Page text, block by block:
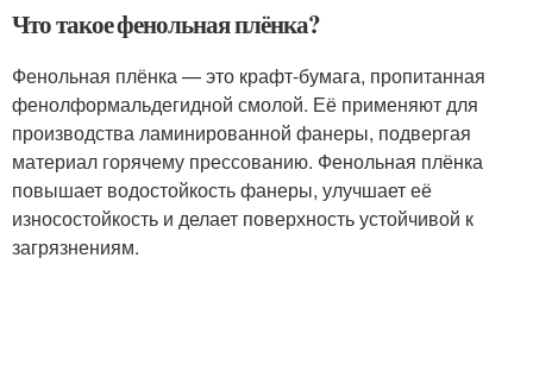
Что такое фенольная плёнка?
Фенольная плёнка — это крафт-бумага, пропитанная
фенолформальдегидной смолой. Её применяют для
производства ламинированной фанеры, подвергая
материал горячему прессованию. Фенольная плёнка
повышает водостойкость фанеры, улучшает её
износостойкость и делает поверхность устойчивой к
загрязнениям.